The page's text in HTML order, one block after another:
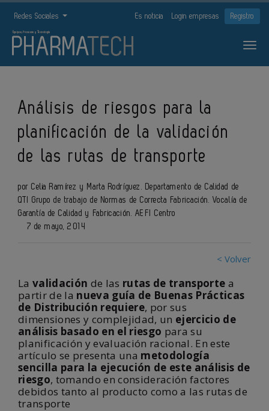
Redes Sociales Es noticia Login empresas Registro
Análisis de riesgos para la
planificación de la validación
de las rutas de transporte
por Celia Ramírez y Marta Rodríguez. Departamento de Calidad de
QTI Grupo de trabajo de Normas de Correcta Fabricación. Vocalía de
Garantía de Calidad y Fabricación. AEFI Centro
7 de mayo, 2014
< Volver
La validación de las rutas de transporte a
partir de la nueva guía de Buenas Prácticas
de Distribución requiere, por sus
dimensiones y complejidad, un ejercicio de
análisis basado en el riesgo para su
planificación y evaluación racional. En este
artículo se presenta una metodología
sencilla para la ejecución de este análisis de
riesgo, tomando en consideración factores
debidos tanto al producto como a las rutas de
transporte